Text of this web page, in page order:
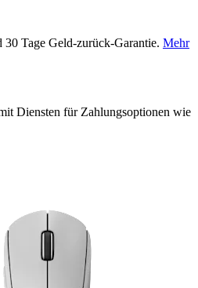
Tage Geld-zurück-Garantie. Mehr
Diensten für Zahlungsoptionen wie